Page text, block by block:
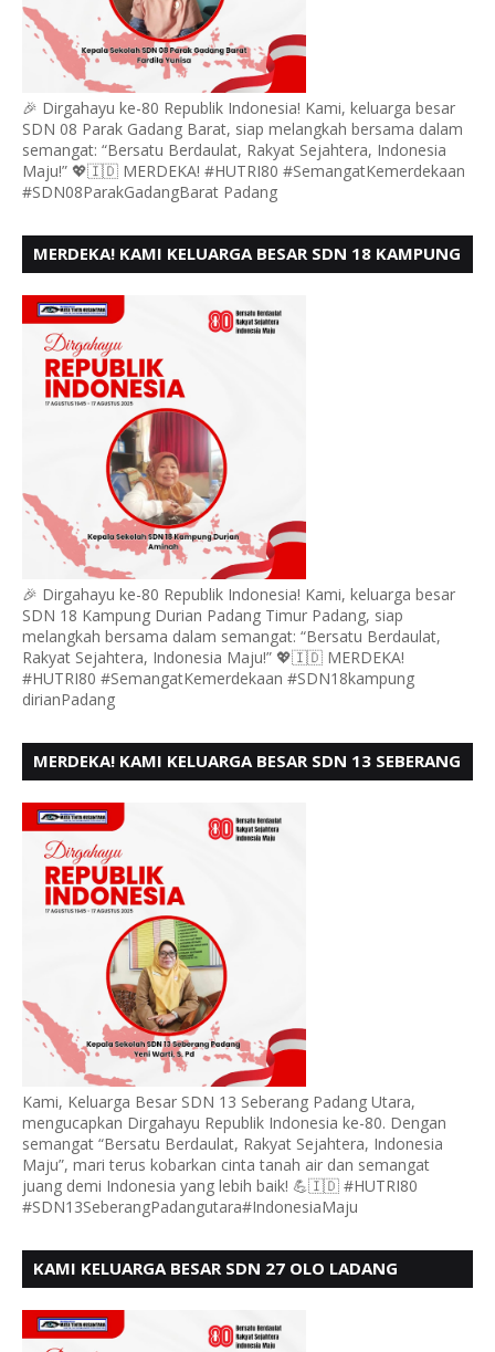
🎉 Dirgahayu ke-80 Republik Indonesia! Kami, keluarga besar
SDN 08 Parak Gadang Barat, siap melangkah bersama dalam
semangat: “Bersatu Berdaulat, Rakyat Sejahtera, Indonesia
Maju!” 💖🇮🇩 MERDEKA! #HUTRI80 #SemangatKemerdekaan
#SDN08ParakGadangBarat Padang
MERDEKA! KAMI KELUARGA BESAR SDN 18 KAMPUNG
🎉 Dirgahayu ke-80 Republik Indonesia! Kami, keluarga besar
SDN 18 Kampung Durian Padang Timur Padang, siap
melangkah bersama dalam semangat: “Bersatu Berdaulat,
Rakyat Sejahtera, Indonesia Maju!” 💖🇮🇩 MERDEKA!
#HUTRI80 #SemangatKemerdekaan #SDN18kampung
dirianPadang
MERDEKA! KAMI KELUARGA BESAR SDN 13 SEBERANG
Kami, Keluarga Besar SDN 13 Seberang Padang Utara,
mengucapkan Dirgahayu Republik Indonesia ke-80. Dengan
semangat “Bersatu Berdaulat, Rakyat Sejahtera, Indonesia
Maju”, mari terus kobarkan cinta tanah air dan semangat
juang demi Indonesia yang lebih baik! 💪🇮🇩 #HUTRI80
#SDN13SeberangPadangutara#IndonesiaMaju
KAMI KELUARGA BESAR SDN 27 OLO LADANG